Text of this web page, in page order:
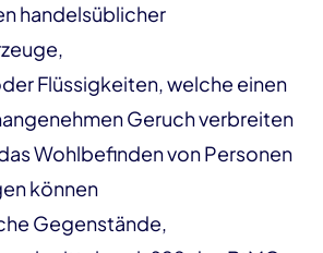
handelsüblicher
Flüssigkeiten, welche einen
Geruch verbreiten
Wohlbefinden von Personen
können
Gegenstände,